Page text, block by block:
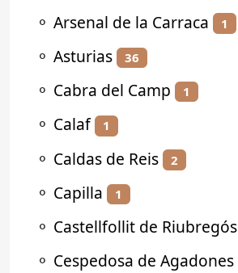
⚬ Arsenal de la Carraca 1
⚬ Asturias 36
⚬ Cabra del Camp 1
⚬ Calaf 1
⚬ Caldas de Reis 2
⚬ Capilla 1
⚬ Castellfollit de Riubregós
⚬ Cespedosa de Agadones